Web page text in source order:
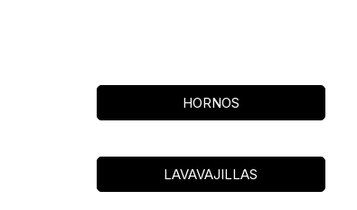
HORNOS
LAVAVAJILLAS